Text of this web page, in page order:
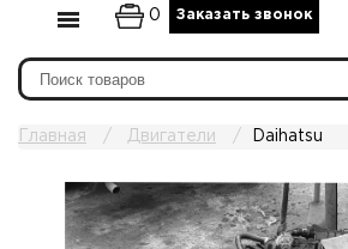
0 Заказать звонок
Главная Двигатели Daihatsu